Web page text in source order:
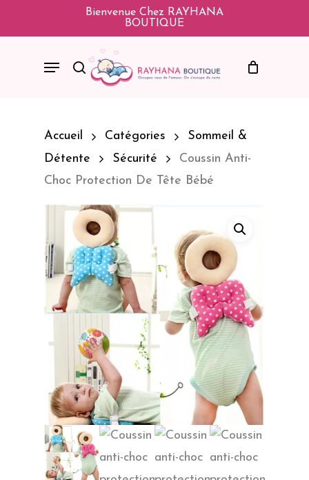
Bienvenue Chez RAYHANA
BOUTIQUE
Search
Menu
Accueil Catégories
Sommeil &
Détente
Sécurité
Coussin Anti-
Choc Protection De Tête Bébé